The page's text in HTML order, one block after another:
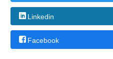
Linkedin
Facebook